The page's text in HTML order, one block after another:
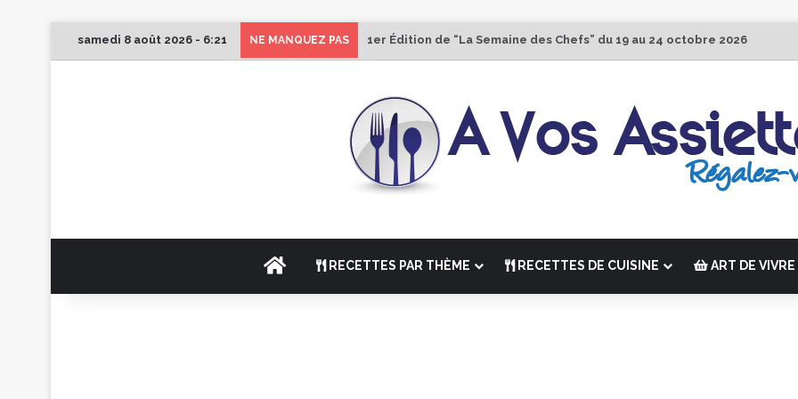
samedi 8 août 2026 - 6:21 NE MANQUEZ PAS 1er Édition de “La Semaine des Chefs” du 19 au 24 octobre 2026
ACCUEILRECETTES PAR THÈME RECETTES DE CUISINE ART DE VIVRE